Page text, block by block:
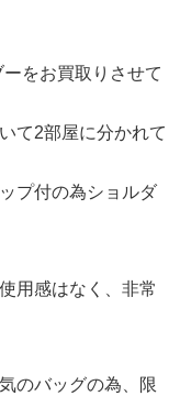
をお買取りさせて
て2部屋に分かれて
プ付の為ショルダ
用感はなく、非常
のバッグの為、限